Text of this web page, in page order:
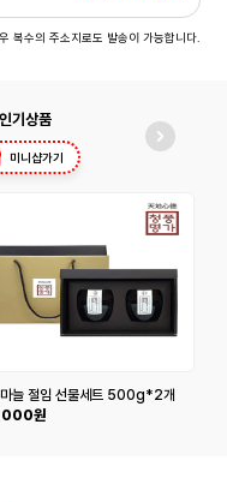
복수의 주소지로도 발송이 가능합니다.
인기상품
미니샵가기
늘 절임 선물세트 500g*2개
원